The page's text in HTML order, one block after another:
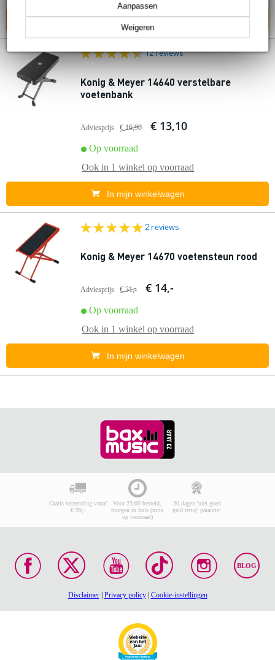
Weigeren
Aanpassen
In mijn winkelwagen
12 reviews
Konig & Meyer 14640 verstelbare
voetenbank
Adviesprijs € 16,90 € 13,10
Op voorraad
Ook in 1 winkel op voorraad
In mijn winkelwagen
2 reviews
Konig & Meyer 14670 voetensteun rood
Adviesprijs € 31,- € 14,-
Op voorraad
Ook in 1 winkel op voorraad
In mijn winkelwagen
Gratis verzending vanaf
€ 99,-
Voor 23:00 besteld,
morgen in huis (mits
op voorraad)
30 dagen 'niet goed
geld terug' garantie!
BLOG
Disclaimer| Privacy policy| Cookie-instellingen